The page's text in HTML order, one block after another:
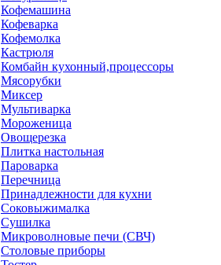
Кофемашина
Кофеварка
Кофемолка
Кастрюля
Комбайн кухонный,процессоры
Мясорубки
Миксер
Мультиварка
Мороженица
Овощерезка
Плитка настольная
Пароварка
Перечница
Принадлежности для кухни
Соковыжималка
Сушилка
Микроволновые печи (СВЧ)
Столовые приборы